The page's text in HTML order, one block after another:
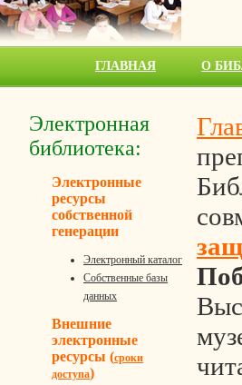
ГЛАВНАЯ О
Электронная
библиотека:
Электронные
ресурсы
собственной
генерации
Электронный каталог
Собственные базы
данных
Внешние
электронные
ресурсы (сроки
доступа)